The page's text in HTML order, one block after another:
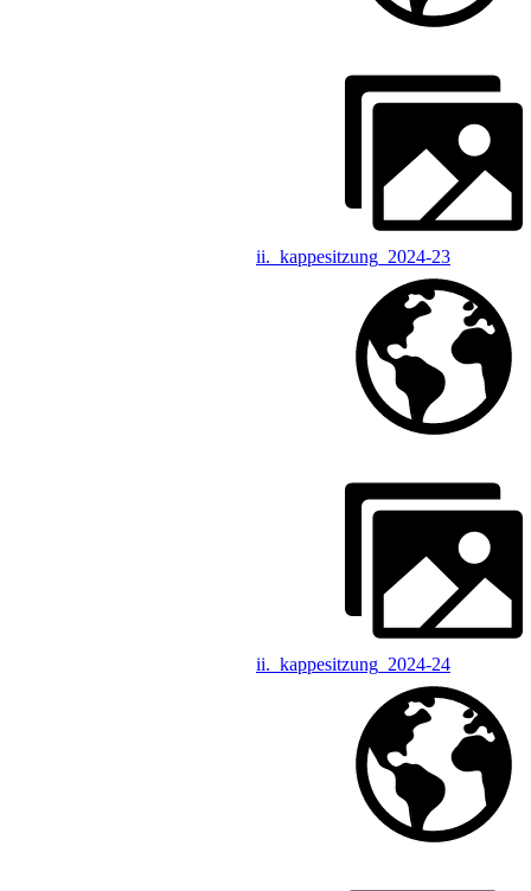
ii._kappesitzung_2024-23
ii._kappesitzung_2024-24